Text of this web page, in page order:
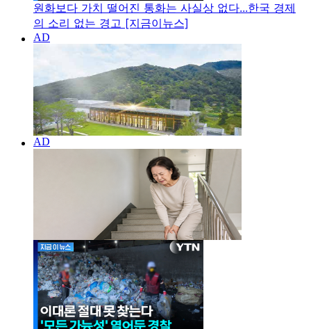
원화보다 가치 떨어진 통화는 사실상 없다...한국 경제
의 소리 없는 경고 [지금이뉴스]